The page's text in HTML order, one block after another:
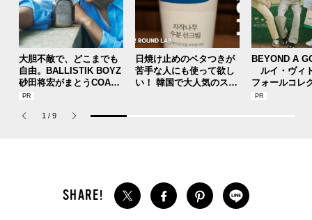
大胆不敵で、どこまでも
自由。BALLISTIK BOYZ
砂田将宏がまとうCOACH
の新作フレグランス「コ
パルファム」
日焼け止めのベタつきが
苦手な人にも使って欲し
い！ 韓国で大人気のスト
BEYOND A
ルイ・ヴィ
フォールコレ
描くプレッピ
1 / 9